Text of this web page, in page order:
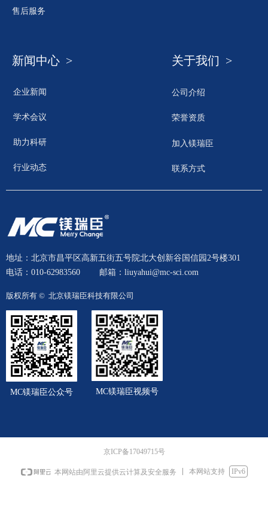
售后服务
新闻中心 >
企业新闻
学术会议
助力科研
行业动态
关于我们 >
公司介绍
荣誉资质
加入镁瑞臣
联系方式
版权所有 © 北京镁瑞臣科技有限公司
地址：北京市昌平区高新五街五号院北大创新谷国信园2号楼301
电话：010-62983560 邮箱：liuyahui@mc-sci.com
MC镁瑞臣公众号 MC镁瑞臣视频号
京ICP备17049715号
本网站由阿里云提供云计算及安全服务 本网站支持 IPv6